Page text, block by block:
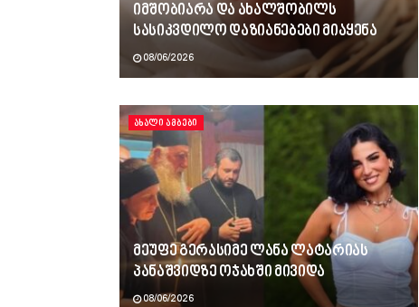
იმშობიარა და ახალშობილს
სასიკვდილო დაზიანებები მიაყენა
08/06/2026
ᲐᲮᲐᲚᲘ ᲐᲛᲑᲔᲑᲘ
მეუფე გერასიმე ლანა ლატარიას
პანაშვიდზე ოჯახში მივიდა
08/06/2026